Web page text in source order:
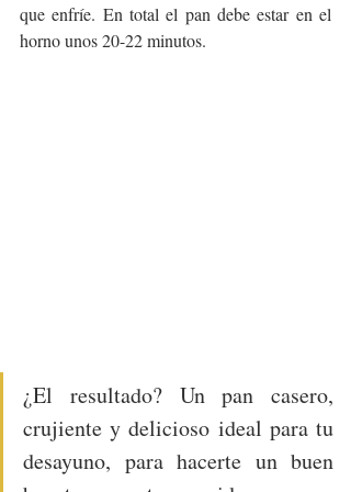
que enfríe. En total el pan debe estar en el
horno unos 20-22 minutos.
¿El resultado? Un pan casero,
crujiente y delicioso ideal para tu
desayuno, para hacerte un buen